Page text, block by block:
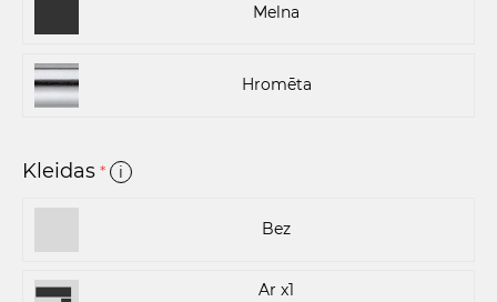
Melna
Hromēta
Kleidas * i
Bez
Ar x1